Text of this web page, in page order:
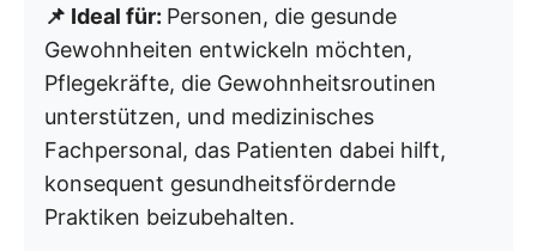
📌 Ideal für: Personen, die gesunde
Gewohnheiten entwickeln möchten,
Pflegekräfte, die Gewohnheitsroutinen
unterstützen, und medizinisches
Fachpersonal, das Patienten dabei hilft,
konsequent gesundheitsfördernde
Praktiken beizubehalten.